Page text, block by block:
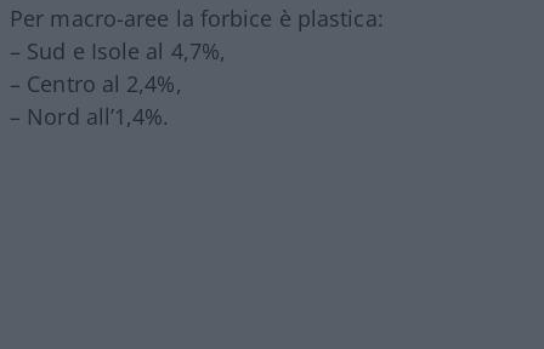
Per macro-aree la forbice è plastica:
– Sud e Isole al 4,7%,
– Centro al 2,4%,
– Nord all’1,4%.